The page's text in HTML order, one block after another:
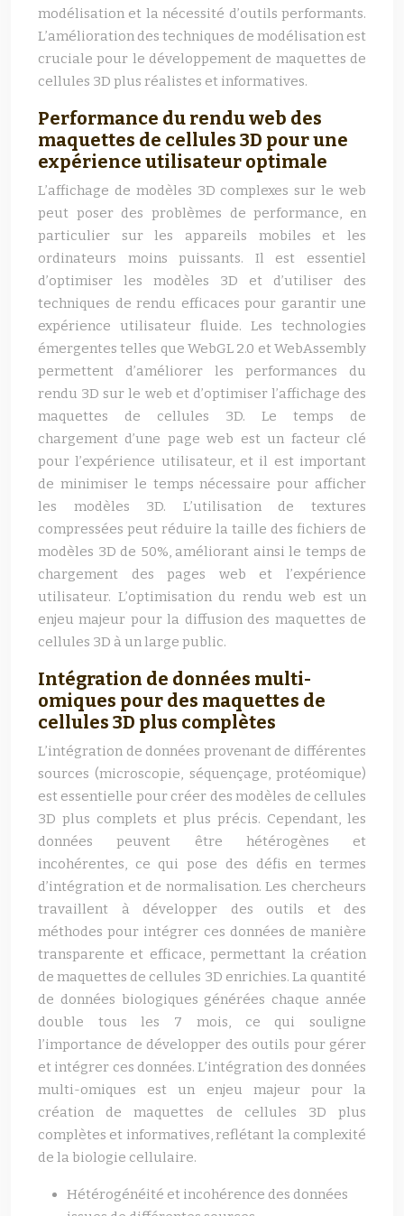
modélisation et la nécessité d’outils performants.
L’amélioration des techniques de modélisation est
cruciale pour le développement de maquettes de
cellules 3D plus réalistes et informatives.
Performance du rendu web des
maquettes de cellules 3D pour une
expérience utilisateur optimale
L’affichage de modèles 3D complexes sur le web
peut poser des problèmes de performance, en
particulier sur les appareils mobiles et les
ordinateurs moins puissants. Il est essentiel
d’optimiser les modèles 3D et d’utiliser des
techniques de rendu efficaces pour garantir une
expérience utilisateur fluide. Les technologies
émergentes telles que WebGL 2.0 et WebAssembly
permettent d’améliorer les performances du
rendu 3D sur le web et d’optimiser l’affichage des
maquettes de cellules 3D. Le temps de
chargement d’une page web est un facteur clé
pour l’expérience utilisateur, et il est important
de minimiser le temps nécessaire pour afficher
les modèles 3D. L’utilisation de textures
compressées peut réduire la taille des fichiers de
modèles 3D de 50%, améliorant ainsi le temps de
chargement des pages web et l’expérience
utilisateur. L’optimisation du rendu web est un
enjeu majeur pour la diffusion des maquettes de
cellules 3D à un large public.
Intégration de données multi-
omiques pour des maquettes de
cellules 3D plus complètes
L’intégration de données provenant de différentes
sources (microscopie, séquençage, protéomique)
est essentielle pour créer des modèles de cellules
3D plus complets et plus précis. Cependant, les
données peuvent être hétérogènes et
incohérentes, ce qui pose des défis en termes
d’intégration et de normalisation. Les chercheurs
travaillent à développer des outils et des
méthodes pour intégrer ces données de manière
transparente et efficace, permettant la création
de maquettes de cellules 3D enrichies. La quantité
de données biologiques générées chaque année
double tous les 7 mois, ce qui souligne
l’importance de développer des outils pour gérer
et intégrer ces données. L’intégration des données
multi-omiques est un enjeu majeur pour la
création de maquettes de cellules 3D plus
complètes et informatives, reflétant la complexité
de la biologie cellulaire.
Hétérogénéité et incohérence des données